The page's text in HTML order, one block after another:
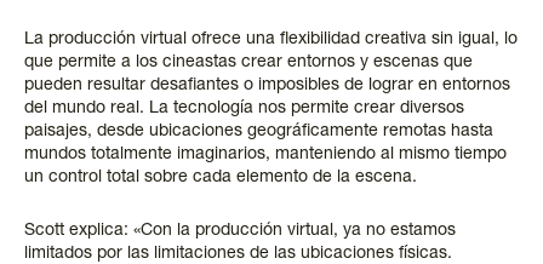
La producción virtual ofrece una flexibilidad creativa sin igual, lo
que permite a los cineastas crear entornos y escenas que
pueden resultar desafiantes o imposibles de lograr en entornos
del mundo real. La tecnología nos permite crear diversos
paisajes, desde ubicaciones geográficamente remotas hasta
mundos totalmente imaginarios, manteniendo al mismo tiempo
un control total sobre cada elemento de la escena.
Scott explica: «Con la producción virtual, ya no estamos
limitados por las limitaciones de las ubicaciones físicas.